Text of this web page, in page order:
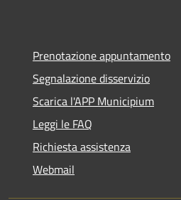
Prenotazione appuntamento
Segnalazione disservizio
Scarica l'APP Municipium
Leggi le FAQ
Richiesta assistenza
Webmail